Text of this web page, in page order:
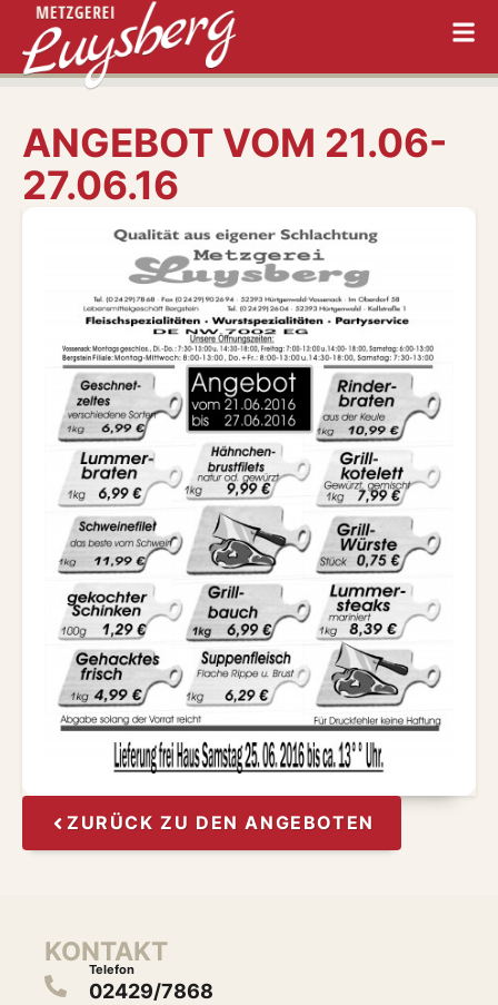
ANGEBOT VOM 21.06-
27.06.16
ZURÜCK ZU DEN ANGEBOTEN
KONTAKT
Telefon
02429/7868